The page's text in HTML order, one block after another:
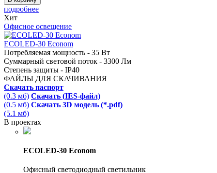
подробнее
Хит
Офисное освещение
ECOLED-30 Econom
Потребляемая мощность - 35 Вт
Суммарный световой поток - 3300 Лм
Степень защиты - IP40
ФАЙЛЫ ДЛЯ СКАЧИВАНИЯ
Скачать паспорт
(0.3 мб) Скачать (IES-файл)
(0.5 мб) Скачать 3D модель (*.pdf)
(5.1 мб)
В проектах
ECOLED-30 Econom
Офисный светодиодный светильник